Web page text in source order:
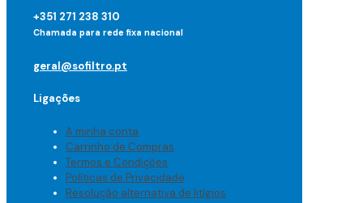
+351 271 238 310
Chamada para rede fixa nacional
geral@sofiltro.pt
Ligações
A minha conta
Carrinho de Compras
Termos e Condições
Políticas de Privacidade
Resolução alternativa de litígios